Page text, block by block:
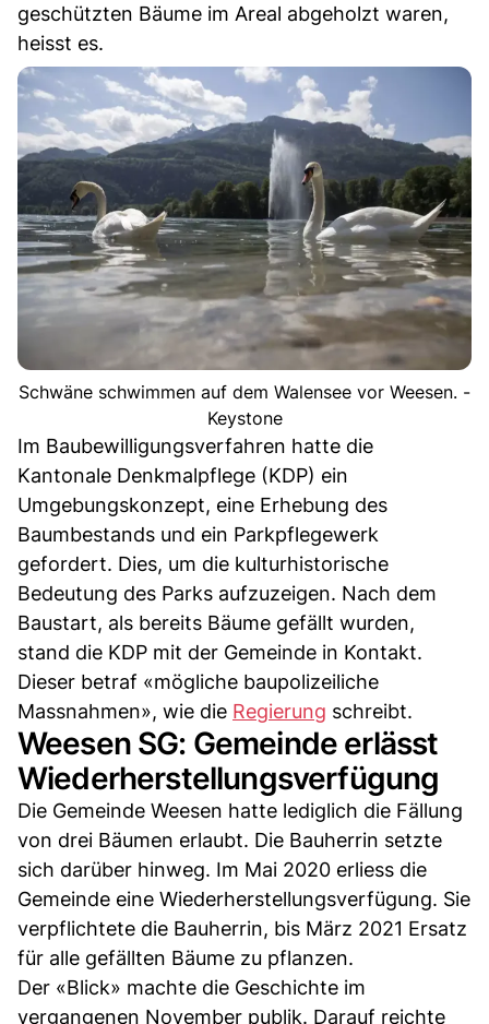
geschützten Bäume im Areal abgeholzt waren,
heisst es.
Schwäne schwimmen auf dem Walensee vor Weesen. -
Keystone
Im Baubewilligungsverfahren hatte die
Kantonale Denkmalpflege (KDP) ein
Umgebungskonzept, eine Erhebung des
Baumbestands und ein Parkpflegewerk
gefordert. Dies, um die kulturhistorische
Bedeutung des Parks aufzuzeigen. Nach dem
Baustart, als bereits Bäume gefällt wurden,
stand die KDP mit der Gemeinde in Kontakt.
Dieser betraf «mögliche baupolizeiliche
Massnahmen», wie die Regierung schreibt.
Weesen SG: Gemeinde erlässt
Wiederherstellungsverfügung
Die Gemeinde Weesen hatte lediglich die Fällung
von drei Bäumen erlaubt. Die Bauherrin setzte
sich darüber hinweg. Im Mai 2020 erliess die
Gemeinde eine Wiederherstellungsverfügung. Sie
verpflichtete die Bauherrin, bis März 2021 Ersatz
für alle gefällten Bäume zu pflanzen.
Der «Blick» machte die Geschichte im
vergangenen November publik. Darauf reichte